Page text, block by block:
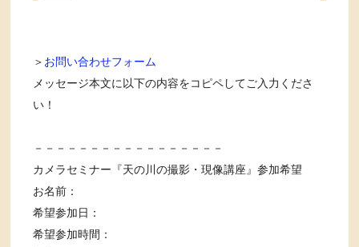
＞ お問い合わせフォーム
メッセージ本文に以下の内容をコピペしてご入力くださ
い！
－－－－－－－－－－－－－－－－－
カメラセミナー『天の川の撮影・現像講座』参加希望
お名前：
希望参加日：
希望参加時間：